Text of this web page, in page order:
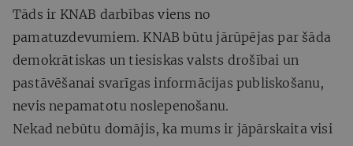
Tāds ir KNAB darbības viens no
pamatuzdevumiem. KNAB būtu jārūpējas par šāda
demokrātiskas un tiesiskas valsts drošībai un
pastāvēšanai svarīgas informācijas publiskošanu,
nevis nepamatotu noslepenošanu.
Nekad nebūtu domājis, ka mums ir jāpārskaita visi